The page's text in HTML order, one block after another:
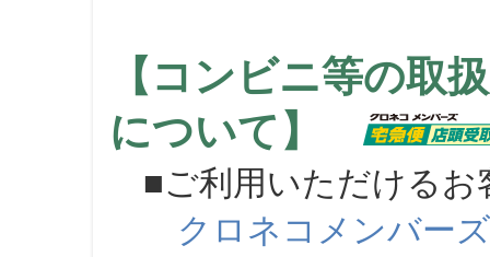
【コンビニ等の取
について】
■ご利用いただけるお
クロネコメンバーズ